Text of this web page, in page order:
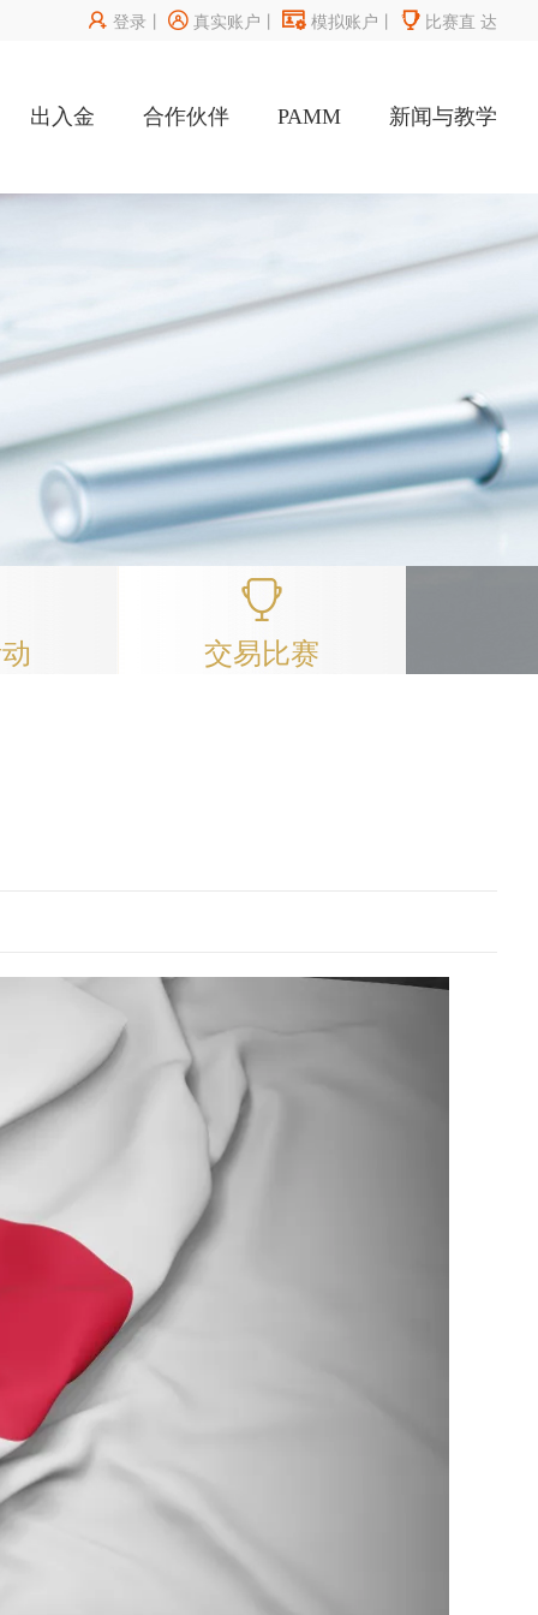
 登录 丨 真实账户  模拟账户  比赛直 达
出入金 合作伙伴 PAMM 新闻与教学
交易比赛